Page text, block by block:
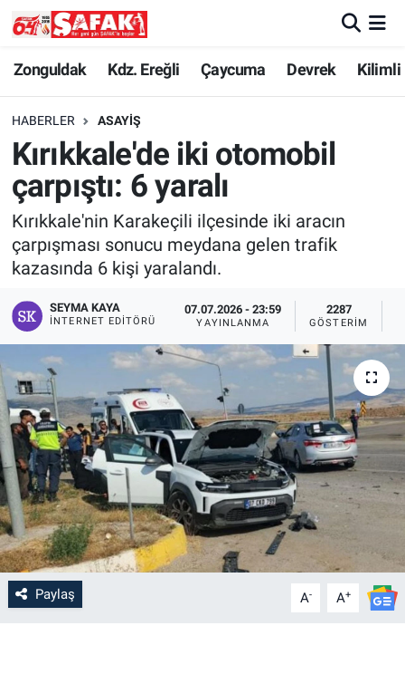
Zonguldak Kdz. Ereğli Çaycuma Devrek Kilimli
HABERLER ASAYIŞ
Kırıkkale'de iki otomobil
çarpıştı: 6 yaralı
Kırıkkale'nin Karakeçili ilçesinde iki aracın
çarpışması sonucu meydana gelen trafik
kazasında 6 kişi yaralandı.
SEYMA KAYA
İNTERNET EDITÖRÜ
07.07.2026 - 23:59
YAYINLANMA
2287
GÖSTERIM
Paylaş A- A+
Zonguldak
Kdz. Ereğli
Çaycuma
Devrek
Kilimli
Asayiş
Spor
Resmi İlan
Zonguldak Nöbetçi Eczaneler
Zonguldak Hava Durumu
Zonguldak Namaz Vakitleri
Zonguldak Trafik Yoğunluk Haritası
Süper Lig Puan Durumu ve Fikstür
Tüm Manşetler
Son Dakika Haberleri
Haber Arşivi